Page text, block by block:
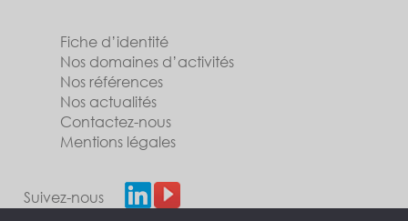
Fiche d’identité
Nos domaines d’activités
Nos références
Nos actualités
Contactez-nous
Mentions légales
Suivez-nous